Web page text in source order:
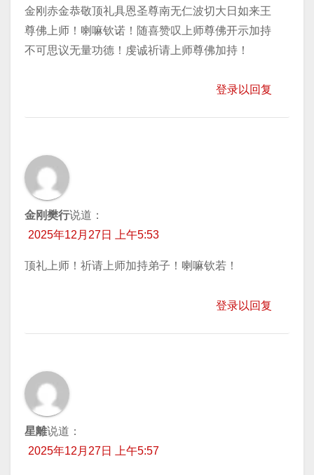
金刚赤金恭敬顶礼具恩圣尊南无仁波切大日如来王
尊佛上师！喇嘛钦诺！随喜赞叹上师尊佛开示加持
不可思议无量功德！虔诚祈请上师尊佛加持！
登录以回复
金刚樊行说道：
2025年12月27日 上午5:53
顶礼上师！祈请上师加持弟子！喇嘛钦若！
登录以回复
星離说道：
2025年12月27日 上午5:57